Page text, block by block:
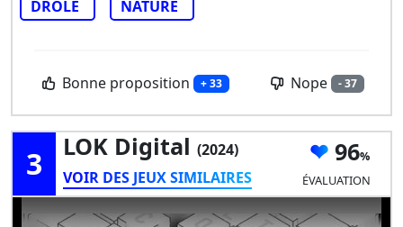
DRÔLE
NATURE
Bonne proposition + 33 Nope - 37
3 LOK Digital (2024)
VOIR DES JEUX SIMILAIRES
96
ÉVALUATION